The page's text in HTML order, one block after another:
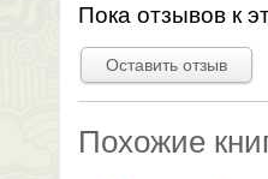
Пока отзывов к
Оставить отзыв
Похожие